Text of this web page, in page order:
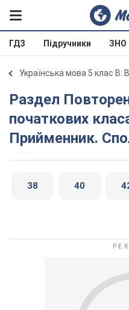
ГДЗ Підручники ЗНО
Українська мова 5 клас В.
Раздел Повторення вивченого в
початкових
Прийменник.
38 40